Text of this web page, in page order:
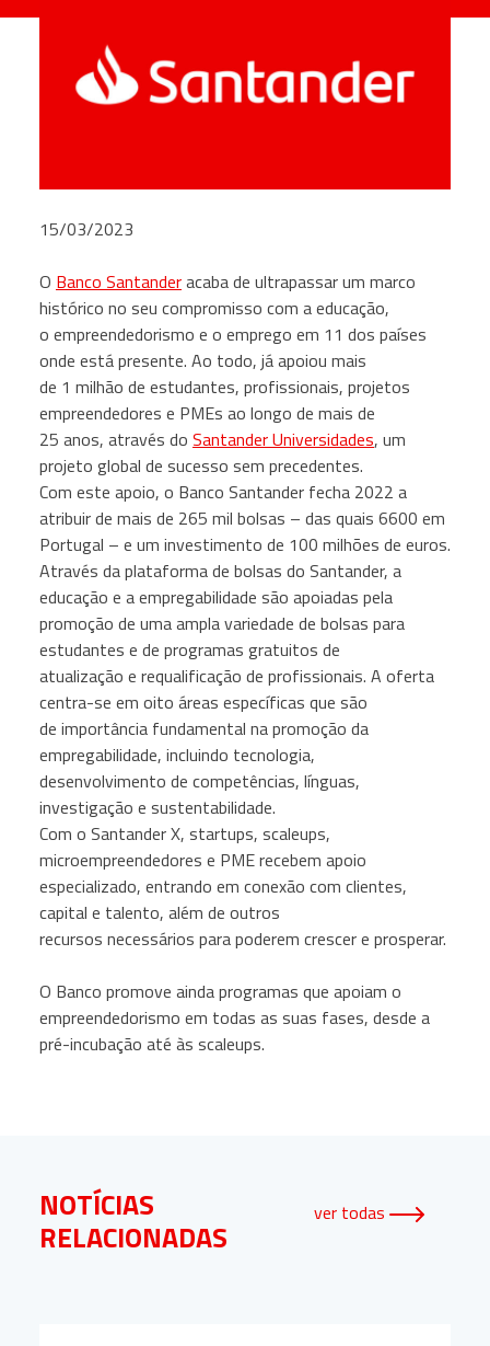
15/03/2023
O Banco Santanderacaba de ultrapassar um marco
histórico no seu compromisso com a educação,
o empreendedorismo e o emprego em 11 dos países
onde está presente. Ao todo, já apoiou mais
de 1 milhão de estudantes, profissionais, projetos
empreendedores e PMEs ao longo de mais de
25 anos, através do Santander Universidades, um
projeto global de sucesso sem precedentes.
Com este apoio, o Banco Santander fecha 2022 a
atribuir de mais de 265 mil bolsas – das quais 6600 em
Portugal – e um investimento de 100 milhões de euros.
Através da plataforma de bolsas do Santander, a
educação e a empregabilidade são apoiadas pela
promoção de uma ampla variedade de bolsas para
estudantes e de programas gratuitos de
atualização e requalificação de profissionais. A oferta
centra-se em oito áreas específicas que são
de importância fundamental na promoção da
empregabilidade, incluindo tecnologia,
desenvolvimento de competências, línguas,
investigação e sustentabilidade.
Com o Santander X, startups, scaleups,
microempreendedores e PME recebem apoio
especializado, entrando em conexão com clientes,
capital e talento, além de outros
recursos necessários para poderem crescer e prosperar.
O Banco promove ainda programas que apoiam o
empreendedorismo em todas as suas fases, desde a
pré-incubação até às scaleups.
NOTÍCIAS
RELACIONADAS
ver todas